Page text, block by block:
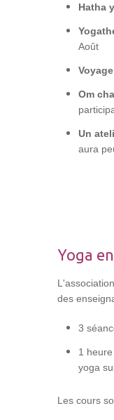
Hatha
Août
Om
Un
aura
Yoga
des
3
1
yoga
Les cours